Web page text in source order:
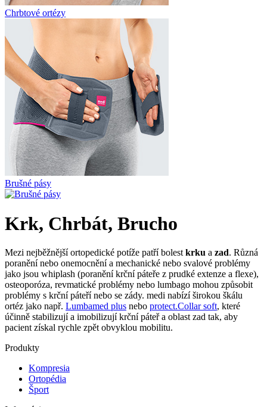
Chrbtové ortézy
Brušné pásy
Krk, Chrbát, Brucho
Mezi nejběžnější ortopedické potíže patří bolest krku a zad. Různá
poranění nebo onemocnění a mechanické nebo svalové problémy
jako jsou whiplash (poranění krční páteře z prudké extenze a flexe),
osteoporóza, revmatické problémy nebo lumbago mohou způsobit
problémy s krční páteří nebo se zády. medi nabízí širokou škálu
ortéz jako např. Lumbamed plus nebo protect.Collar soft, které
účinně stabilizují a imobilizují krční páteř a oblast zad tak, aby
pacient získal rychle zpět obvyklou mobilitu.
Produkty
Kompresia
Ortopédia
Šport